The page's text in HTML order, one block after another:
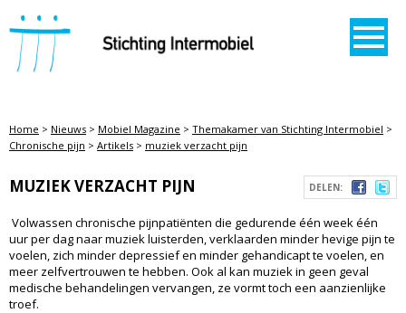
STICHTING INTERMOBIEL
Home > Nieuws > Mobiel Magazine > Themakamer van Stichting Intermobiel >
Chronische pijn > Artikels > muziek verzacht pijn
DELEN:
MUZIEK VERZACHT PIJN
Volwassen chronische pijnpatiënten die gedurende één week één
uur per dag naar muziek luisterden, verklaarden minder hevige pijn te
voelen, zich minder depressief en minder gehandicapt te voelen, en
meer zelfvertrouwen te hebben. Ook al kan muziek in geen geval
medische behandelingen vervangen, ze vormt toch een aanzienlijke
troef.